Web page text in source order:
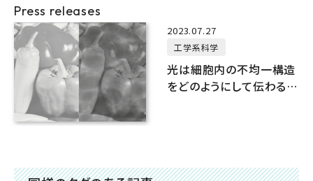
Press releases
2023.07.27
工学系科学
光は細胞内の不均一構造
をどのようにして伝わるの